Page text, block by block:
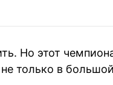
Но этот
только в